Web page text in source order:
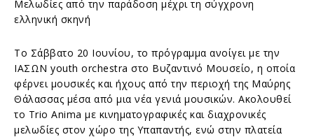
Μελωδίες από την παράδοση μέχρι τη σύγχρονη
ελληνική σκηνή
Το Σάββατο 20 Ιουνίου, το πρόγραμμα ανοίγει με την
ΙΑΣΩΝ youth orchestra στο Βυζαντινό Μουσείο, η οποία
φέρνει μουσικές και ήχους από την περιοχή της Μαύρης
Θάλασσας μέσα από μια νέα γενιά μουσικών. Ακολουθεί
το Trio Anima με κινηματογραφικές και διαχρονικές
μελωδίες στον χώρο της Υπαπαντής, ενώ στην πλατεία